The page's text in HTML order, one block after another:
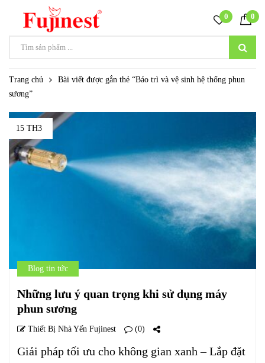
0 0
Trang chủ
Bài viết được gắn thẻ “Bảo trì và vệ sinh hệ thống phun
sương”
15 TH3
Blog tin tức
Những lưu ý quan trọng khi sử dụng máy
phun sương
Thiết Bị Nhà Yến Fujinest (0)
Giải pháp tối ưu cho không gian xanh – Lắp đặt